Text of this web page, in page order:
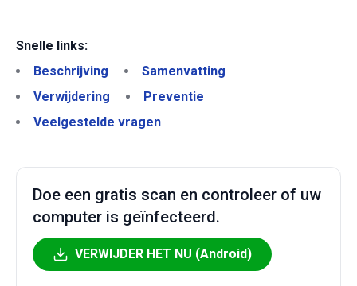
Snelle links:
Beschrijving
Samenvatting
Verwijdering
Preventie
Veelgestelde vragen
Doe een gratis scan en controleer of uw
computer is geïnfecteerd.
VERWIJDER HET NU (Android)